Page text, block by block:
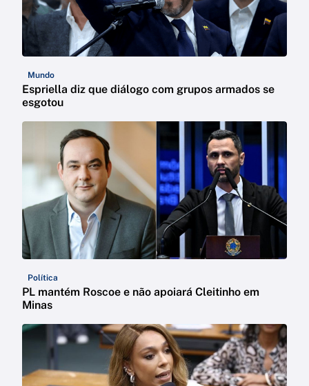
Mundo
Espriella diz que diálogo com grupos armados se
esgotou
Política
PL mantém Roscoe e não apoiará Cleitinho em
Minas